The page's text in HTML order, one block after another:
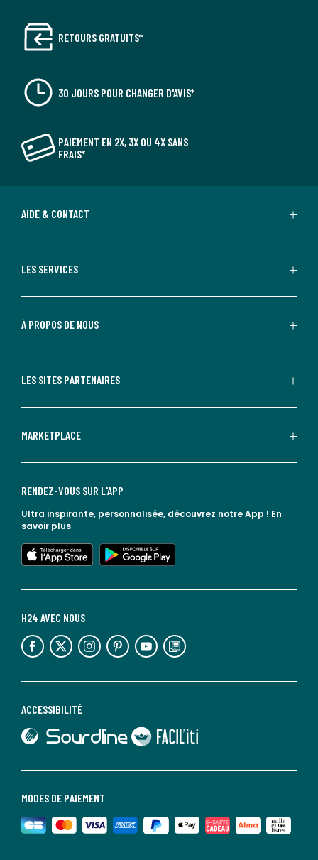
RETOURS GRATUITS*
30 JOURS POUR CHANGER D'AVIS*
PAIEMENT EN 2X, 3X OU 4X SANS
FRAIS*
AIDE & CONTACT
LES SERVICES
À PROPOS DE NOUS
LES SITES PARTENAIRES
MARKETPLACE
MODES DE PAIEMENT
ACCESSIBILITÉ
lien vers Sourdline
lien vers Faciliti
H24 AVEC NOUS
lien vers l'espace réseaux sociaux lien vers l'espace réseaux sociaux lien vers l'espace réseaux sociaux lien vers l'espace réseaux sociaux lien vers l'espace réseaux sociaux lien vers le blog la redoute
RENDEZ-VOUS SUR L'APP
Ultra inspirante, personnalisée, découvrez notre App ! En
savoir plus
lien vers l'app store
lien vers google play